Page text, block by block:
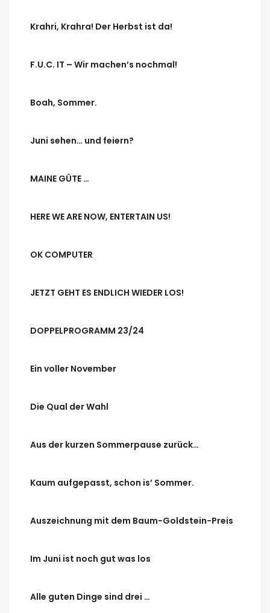
Krahri, Krahra! Der Herbst ist da!
F.U.C. IT – Wir machen’s nochmal!
Boah, Sommer.
Juni sehen… und feiern?
MAINE GÜTE …
HERE WE ARE NOW, ENTERTAIN US!
OK COMPUTER
JETZT GEHT ES ENDLICH WIEDER LOS!
DOPPELPROGRAMM 23/24
Ein voller November
Die Qual der Wahl
Aus der kurzen Sommerpause zurück…
Kaum aufgepasst, schon is’ Sommer.
Auszeichnung mit dem Baum-Goldstein-Preis
Im Juni ist noch gut was los
Alle guten Dinge sind drei …